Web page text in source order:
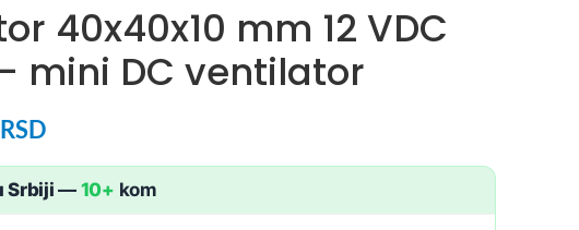
40x40x10 mm 12 VDC
mini DC ventilator
RSD
Srbiji — 10+ kom